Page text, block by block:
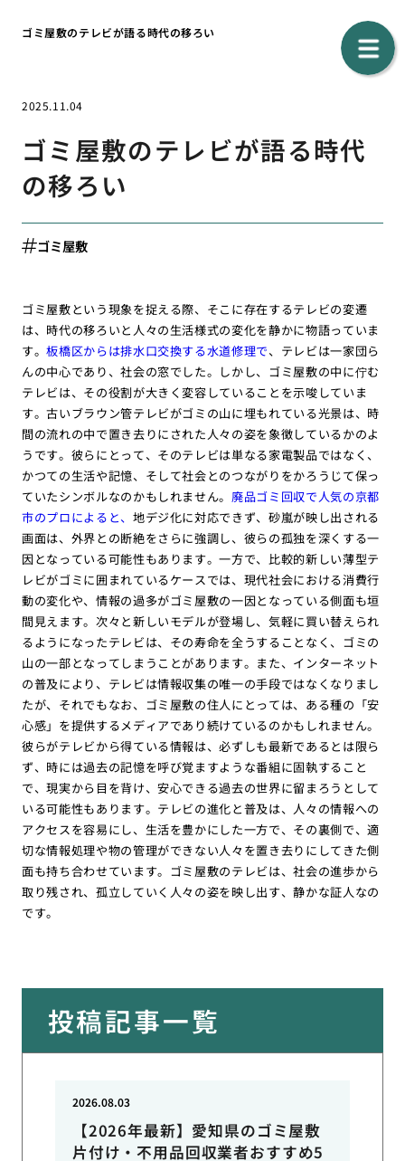
ゴミ屋敷のテレビが語る時代の移ろい
2025.11.04
ゴミ屋敷のテレビが語る時代
の移ろい
ゴミ屋敷
ゴミ屋敷という現象を捉える際、そこに存在するテレビの変遷
は、時代の移ろいと人々の生活様式の変化を静かに物語っていま
す。板橋区からは排水口交換する水道修理で、テレビは一家団ら
んの中心であり、社会の窓でした。しかし、ゴミ屋敷の中に佇む
テレビは、その役割が大きく変容していることを示唆していま
す。古いブラウン管テレビがゴミの山に埋もれている光景は、時
間の流れの中で置き去りにされた人々の姿を象徴しているかのよ
うです。彼らにとって、そのテレビは単なる家電製品ではなく、
かつての生活や記憶、そして社会とのつながりをかろうじて保っ
ていたシンボルなのかもしれません。廃品ゴミ回収で人気の京都
市のプロによると、 地デジ化に対応できず、砂嵐が映し出される
画面は、外界との断絶をさらに強調し、彼らの孤独を深くする一
因となっている可能性もあります。一方で、比較的新しい薄型テ
レビがゴミに囲まれているケースでは、現代社会における消費行
動の変化や、情報の過多がゴミ屋敷の一因となっている側面も垣
間見えます。次々と新しいモデルが登場し、気軽に買い替えられ
るようになったテレビは、その寿命を全うすることなく、ゴミの
山の一部となってしまうことがあります。また、インターネット
の普及により、テレビは情報収集の唯一の手段ではなくなりまし
たが、それでもなお、ゴミ屋敷の住人にとっては、ある種の「安
心感」を提供するメディアであり続けているのかもしれません。
彼らがテレビから得ている情報は、必ずしも最新であるとは限ら
ず、時には過去の記憶を呼び覚ますような番組に固執すること
で、現実から目を背け、安心できる過去の世界に留まろうとして
いる可能性もあります。テレビの進化と普及は、人々の情報への
アクセスを容易にし、生活を豊かにした一方で、その裏側で、適
切な情報処理や物の管理ができない人々を置き去りにしてきた側
面も持ち合わせています。ゴミ屋敷のテレビは、社会の進歩から
取り残され、孤立していく人々の姿を映し出す、静かな証人なの
です。
投稿記事一覧
【2026年最新】愛知県のゴミ屋敷
片付け・不用品回収業者おすすめ5
2026.08.03